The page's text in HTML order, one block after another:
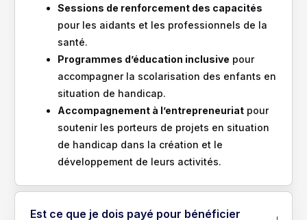
Sessions de renforcement des capacités
pour les aidants et les professionnels de la
santé.
Programmes d’éducation inclusive pour
accompagner la scolarisation des enfants en
situation de handicap.
Accompagnement à l’entrepreneuriat pour
soutenir les porteurs de projets en situation
de handicap dans la création et le
développement de leurs activités.
Est ce que je dois payé pour bénéficier